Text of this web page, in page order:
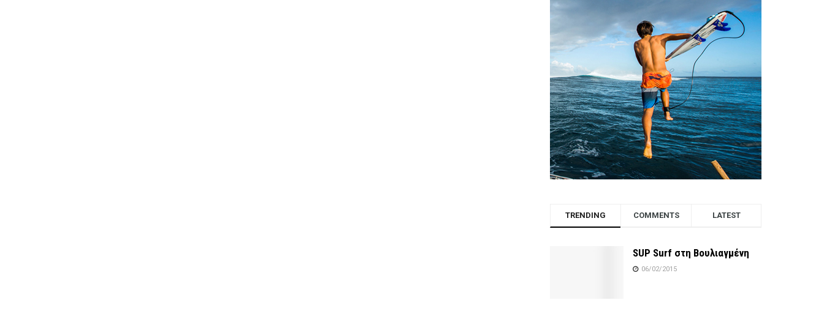
TRENDING COMMENTS LATEST
SUP Surf στη Βουλιαγμένη
06/02/2015